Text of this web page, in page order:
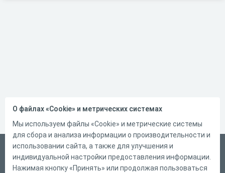
Русский
Справка
О файлах «Cookie» и метрических системах
Мы используем файлы «Cookie» и метрические системы
для сбора и анализа информации о производительности и
использовании сайта, а также для улучшения и
индивидуальной настройки предоставления информации.
Нажимая кнопку «Принять» или продолжая пользоваться